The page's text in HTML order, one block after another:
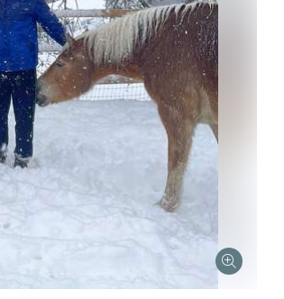
Skip to main content